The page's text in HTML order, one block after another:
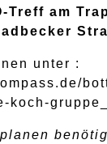
Treff am
unter :
koch-